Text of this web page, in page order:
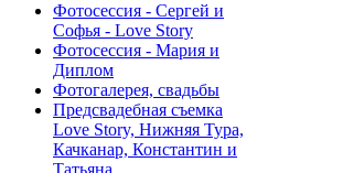
Фотосессия - Сергей и
Софья - Love Story
Фотосессия - Мария и
Диплом
Фотогалерея, свадьбы
Предсвадебная съемка
Love Story, Нижняя Тура,
Качканар, Константин и